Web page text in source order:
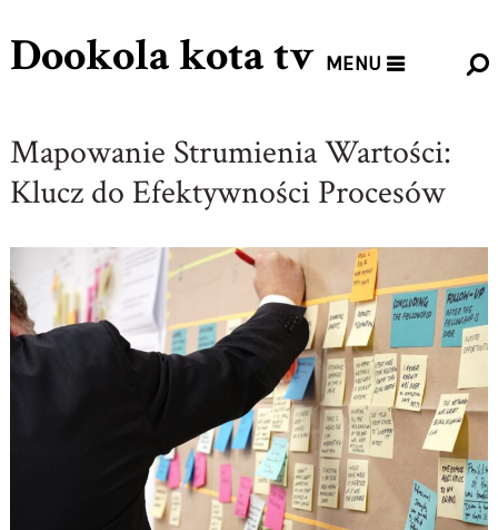
Dookola kota tv MENU
Mapowanie Strumienia Wartości:
Klucz do Efektywności Procesów